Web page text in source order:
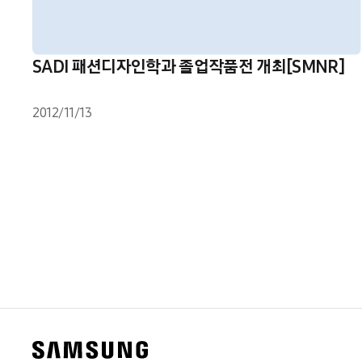
SADI 패션디자인학과 졸업작품전 개최[SMNR]
2012/11/13